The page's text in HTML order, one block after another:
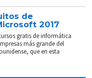
de
2017
gratis de informática
más grande del
que en esta